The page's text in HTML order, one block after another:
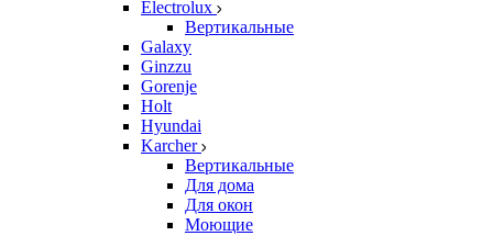
Electrolux
Вертикальные
Galaxy
Ginzzu
Gorenje
Holt
Hyundai
Karcher
Вертикальные
Для дома
Для окон
Моющие